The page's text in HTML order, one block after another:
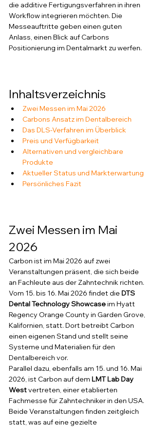
die additive Fertigungsverfahren in ihren
Workflow integrieren möchten. Die
Messeauftritte geben einen guten
Anlass, einen Blick auf Carbons
Positionierung im Dentalmarkt zu werfen.
Inhaltsverzeichnis
Zwei Messen im Mai 2026
Carbons Ansatz im Dentalbereich
Das DLS-Verfahren im Überblick
Preis und Verfügbarkeit
Alternativen und vergleichbare
Produkte
Aktueller Status und Markterwartung
Persönliches Fazit
Zwei Messen im Mai
2026
Carbon ist im Mai 2026 auf zwei
Veranstaltungen präsent, die sich beide
an Fachleute aus der Zahntechnik richten.
Vom 15. bis 16. Mai 2026 findet die DTS
Dental Technology Showcase im Hyatt
Regency Orange County in Garden Grove,
Kalifornien, statt. Dort betreibt Carbon
einen eigenen Stand und stellt seine
Systeme und Materialien für den
Dentalbereich vor.
Parallel dazu, ebenfalls am 15. und 16. Mai
2026, ist Carbon auf dem LMT Lab Day
West vertreten, einer etablierten
Fachmesse für Zahntechniker in den USA.
Beide Veranstaltungen finden zeitgleich
statt, was auf eine gezielte